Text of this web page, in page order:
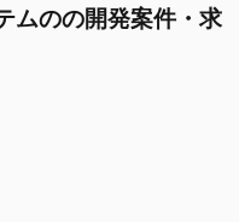
ムのの開発案件・求